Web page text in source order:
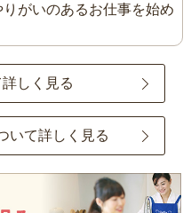
がいのあるお仕事を始め
しく見る
いて詳しく見る